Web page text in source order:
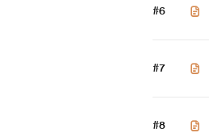
#6
#7
#8